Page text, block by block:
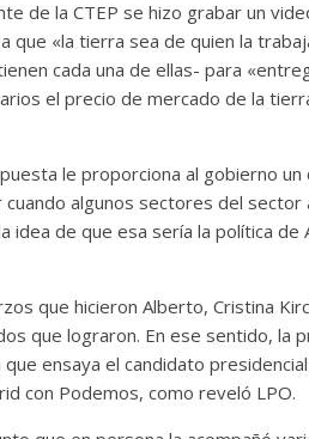
de la CTEP se hizo grabar un
que «la tierra sea de quien la
cada una de ellas- para
el precio de mercado de la
le proporciona al gobierno un
algunos sectores del sector
de que esa sería la política de
que hicieron Alberto, Cristina
que lograron. En ese sentido, la
ensaya el candidato
con Podemos, como reveló LPO.